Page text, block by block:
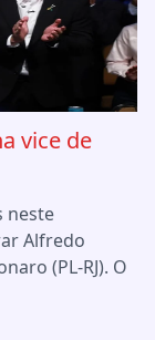
vice de
neste
Alfredo
(PL-RJ). O